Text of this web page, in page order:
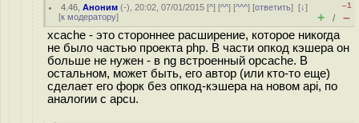
4.46 ,Аноним (-), 20:02, 07/01/2015 [^] [^^] [^^^] [ответить][↓]
[к модератору]
–1
+ / –
xcache - это стороннее расширение, которое никогда
не было частью проекта php. В части опкод кэшера он
больше не нужен - в ng встроенный opcache. В
остальном, может быть, его автор (или кто-то еще)
сделает его форк без опкод-кэшера на новом api, по
аналогии с apcu.